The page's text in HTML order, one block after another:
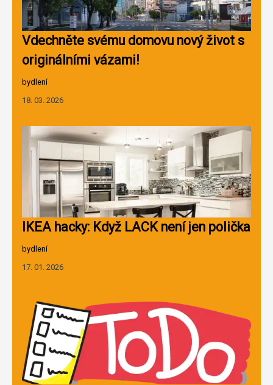
Vdechněte svému domovu nový život s
originálními vázami!
bydlení
18. 03. 2026
IKEA hacky: Když LACK není jen polička
bydlení
17. 01. 2026